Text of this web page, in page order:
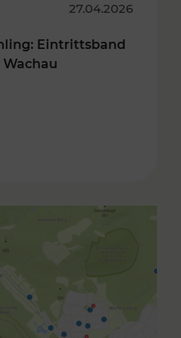
27.04.2026
Eintrittsband